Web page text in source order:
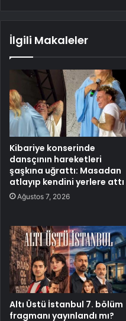
İlgili Makaleler
Kibariye konserinde
dansçının hareketleri
şaşkına uğrattı: Masadan
atlayıp kendini yerlere attı
Ağustos 7, 2026
Altı Üstü İstanbul 7. bölüm
fragmanı yayınlandı mı?